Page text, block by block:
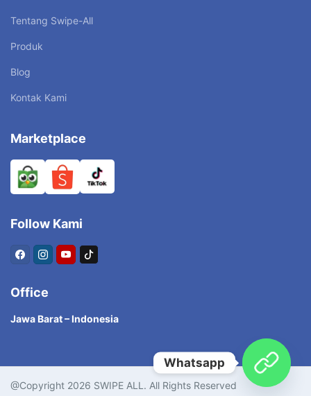
Tentang Swipe-All
Produk
Blog
Kontak Kami
Marketplace
Follow Kami
Office
Jawa Barat – Indonesia
@Copyright 2026 SWIPE ALL. All Rights Reserved
Whatsapp